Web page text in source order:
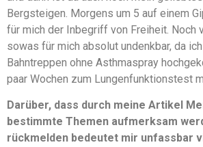
Bergsteigen. Morgens um 5 auf einem
für mich der Inbegriff von Freiheit. Noch
sowas für mich absolut undenkbar, da
Bahntreppen ohne Asthmaspray
paar Wochen zum Lungenfunktionstest
Darüber, dass durch meine Artikel
bestimmte Themen aufmerksam
rückmelden bedeutet mir unfassbar